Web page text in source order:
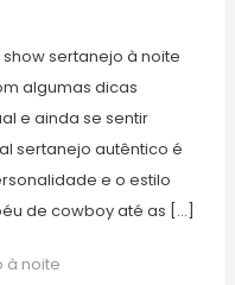
sertanejo à noite
algumas dicas
e ainda se sentir
sertanejo autêntico é
e o estilo
de cowboy até as […]
à noite